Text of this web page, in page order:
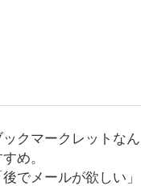
ックマークレットな
め。
後でメールが欲しい